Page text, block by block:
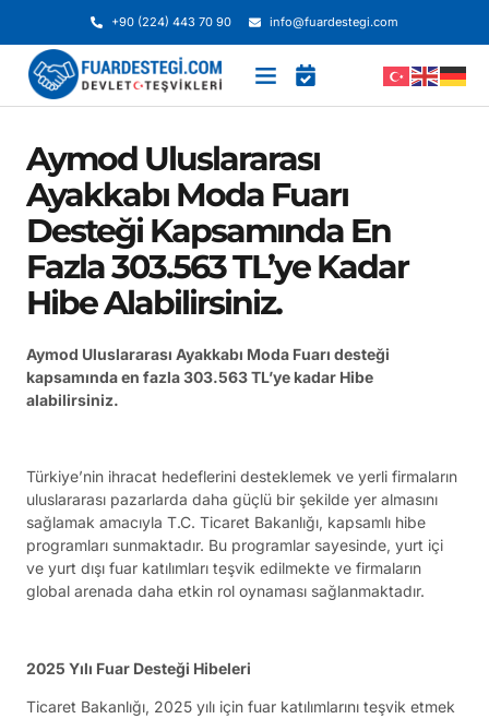
+90 (224) 443 70 90 info@fuardestegi.com
Aymod Uluslararası
Ayakkabı Moda Fuarı
Desteği Kapsamında En
Fazla 303.563 TL’ye Kadar
Hibe Alabilirsiniz.
Aymod Uluslararası Ayakkabı Moda Fuarı desteği
kapsamında en fazla 303.563 TL’ye kadar Hibe
alabilirsiniz.
Türkiye’nin ihracat hedeflerini desteklemek ve yerli firmaların
uluslararası pazarlarda daha güçlü bir şekilde yer almasını
sağlamak amacıyla T.C. Ticaret Bakanlığı, kapsamlı hibe
programları sunmaktadır. Bu programlar sayesinde, yurt içi
ve yurt dışı fuar katılımları teşvik edilmekte ve firmaların
global arenada daha etkin rol oynaması sağlanmaktadır.
2025 Yılı Fuar Desteği Hibeleri
Ticaret Bakanlığı, 2025 yılı için fuar katılımlarını teşvik etmek